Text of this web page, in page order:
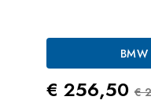
BMW
Prezzo
€ 256,50 €